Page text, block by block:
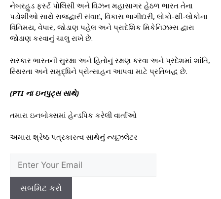
નેબરહુડ ફર્સ્ટ પોલિસી અને વિઝન મહાસાગર હેઠળ ભારત તેના
પડોશીઓ સાથે રાજદ્વારી સંવાદ, વિકાસ ભાગીદારી, લોકો-થી-લોકોના
વિનિમય, વેપાર, જોડાણ પહેલ અને પ્રાદેશિક મિકેનિઝમ્સ દ્વારા
જોડાણ કરવાનું ચાલુ રાખે છે.
સરકાર ભારતની સુરક્ષા અને હિતોનું રક્ષણ કરવા અને પ્રદેશમાં શાંતિ,
સ્થિરતા અને સમૃદ્ધિને પ્રોત્સાહન આપવા માટે પ્રતિબદ્ધ છે.
(PTI ના ઇનપુટ્સ સાથે)
તમારા ઇનબોક્સમાં હેન્ડપિક કરેલી વાર્તાઓ
અમારા શ્રેષ્ઠ પત્રકારત્વ સાથેનું ન્યૂઝલેટર
સબમિટ કરો